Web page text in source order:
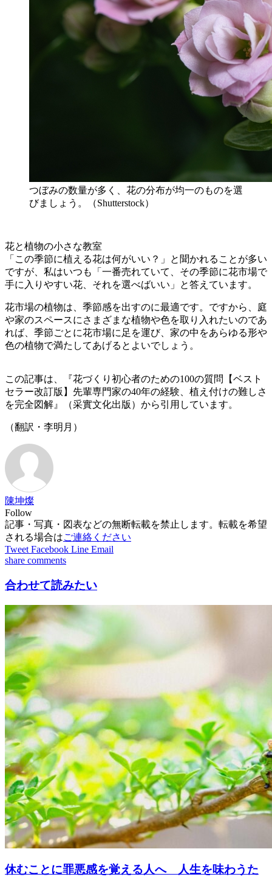
つぼみの数量が多く、花の分布が均一のものを選
びましょう。（Shutterstock）
花と植物の小さな教室
「この季節に植える花は何がいい？」と聞かれることが多い
ですが、私はいつも「一番売れていて、その季節に花市場で
手に入りやすい花、それを選べばいい」と答えています。
花市場の植物は、季節感を出すのに最適です。ですから、庭
や家のスペースにさまざまな植物や色を取り入れたいのであ
れば、季節ごとに花市場に足を運び、家の中をあらゆる形や
色の植物で満たしてあげるとよいでしょう。
この記事は、『花づくり初心者のための100の質問【ベスト
セラー改訂版】先輩専門家の40年の経験、植え付けの難しさ
を完全図解』（采實文化出版）から引用しています。
（翻訳・李明月）
陳坤燦
Follow
記事・写真・図表などの無断転載を禁止します。転載を希望
される場合はご連絡ください
Tweet Facebook Line Email
share comments
合わせて読みたい
休むことに罪悪感を覚える人へ 人生を味わうた